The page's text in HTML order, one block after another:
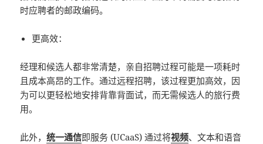
时应聘者的邮政编码。
更高效：
经理和候选人都非常清楚，亲自招聘过程可能是一项耗时
且成本高昂的工作。通过远程招聘，该过程更加高效，因
为可以更轻松地安排背靠背面试，而无需候选人的旅行费
用。
此外，统一通信即服务 (UCaaS) 通过将视频、文本和语音